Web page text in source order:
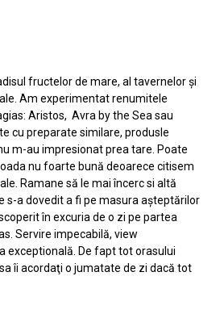
fructelor de mare, al tavernelor şi
Am experimentat renumitele
Aristos, Avra by the Sea sau
cu preparate similare, produsle
m-au impresionat prea tare. Poate
nu foarte bună deoarece citisem
Ramane să le mai încerc si altă
s-a dovedit a fi pe masura aşteptărilor
în excuria de o zi pe partea
Servire impecabilă, view
exceptională. De fapt tot orasului
îi acordaţi o jumatate de zi dacă tot